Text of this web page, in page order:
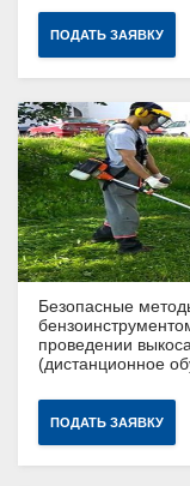
ПОДАТЬ ЗАЯВКУ
Безопасные
проведении
(дистанционное
ПОДАТЬ ЗАЯВКУ